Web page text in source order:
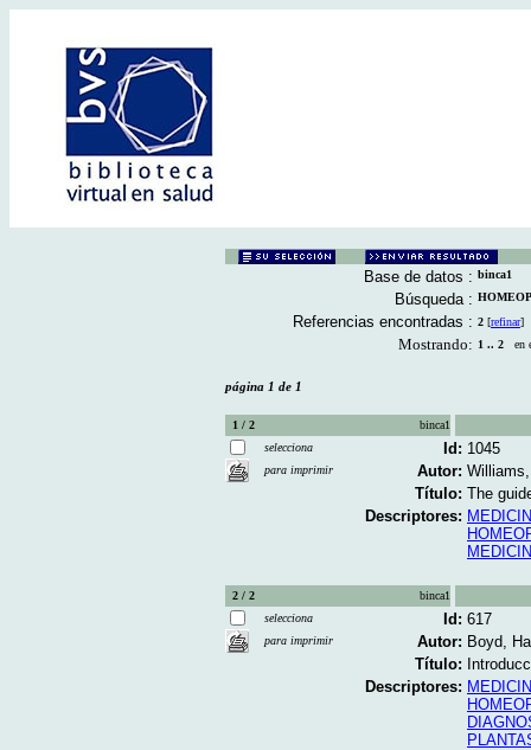
Base de datos : binca1
Búsqueda :
Referencias encontradas : 2 [refinar]
Mostrando: 1 .. 2 en
página 1 de 1
1 / 2
binca1
selecciona
para imprimir
Id: 1045
Autor:
Título: The
Descriptores:
2 / 2
binca1
selecciona
para imprimir
Id: 617
Autor: Boyd,
Título:
Descriptores: